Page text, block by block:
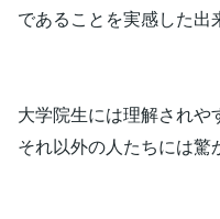
であることを実感した出
大学院生には理解され
それ以外の人たちには驚